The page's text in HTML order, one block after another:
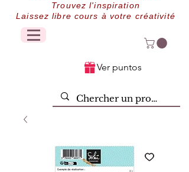
Trouvez l'inspiration
Laissez libre cours à votre créativité
Ver puntos